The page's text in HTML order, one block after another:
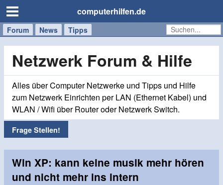
computerhilfen.de
Forum News Tipps
Handy
Windows
Mac
Netzwerk Forum & Hilfe
Alles über Computer Netzwerke und Tipps und Hilfe
zum Netzwerk Einrichten per LAN (Ethernet Kabel) und
WLAN / Wifi über Router oder Netzwerk Switch.
Frage Stellen!
Win XP: kann keine musik mehr hören
und nicht mehr ins intern